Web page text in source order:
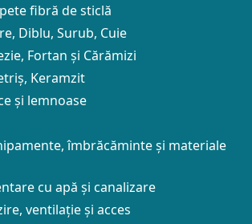
fibră de sticlă
Diblu, Surub, Cuie
Fortan și Cărămizi
Keramzit
și lemnoase
îmbrăcăminte și materiale
cu apă și canalizare
ventilație și acces